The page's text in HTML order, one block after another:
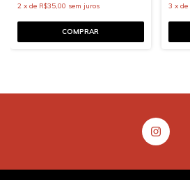
2 x de R$35,00 sem juros
COMPRAR
3 x de